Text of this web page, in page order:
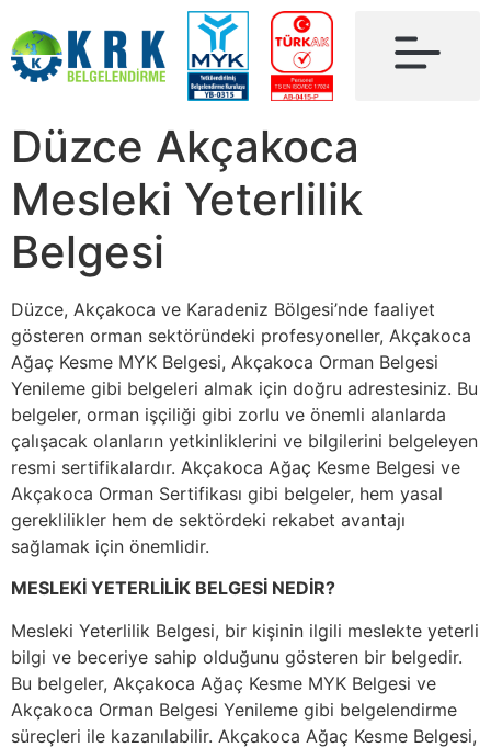
Düzce Akçakoca
Mesleki Yeterlilik
Belgesi
Düzce, Akçakoca ve Karadeniz Bölgesi’nde faaliyet
gösteren orman sektöründeki profesyoneller, Akçakoca
Ağaç Kesme MYK Belgesi, Akçakoca Orman Belgesi
Yenileme gibi belgeleri almak için doğru adrestesiniz. Bu
belgeler, orman işçiliği gibi zorlu ve önemli alanlarda
çalışacak olanların yetkinliklerini ve bilgilerini belgeleyen
resmi sertifikalardır. Akçakoca Ağaç Kesme Belgesi ve
Akçakoca Orman Sertifikası gibi belgeler, hem yasal
gereklilikler hem de sektördeki rekabet avantajı
sağlamak için önemlidir.
MESLEKİ YETERLİLİK BELGESİ NEDİR?
Mesleki Yeterlilik Belgesi, bir kişinin ilgili meslekte yeterli
bilgi ve beceriye sahip olduğunu gösteren bir belgedir.
Bu belgeler, Akçakoca Ağaç Kesme MYK Belgesi ve
Akçakoca Orman Belgesi Yenileme gibi belgelendirme
süreçleri ile kazanılabilir. Akçakoca Ağaç Kesme Belgesi,